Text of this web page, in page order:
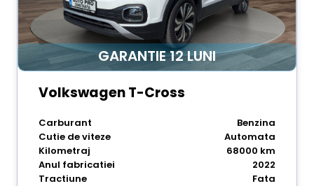
GARANTIE 12 LUNI
Volkswagen T-Cross
Carburant
Benzina
Cutie de viteze
Automata
Kilometraj
68000 km
Anul fabricatiei
2022
Tractiune
Fata